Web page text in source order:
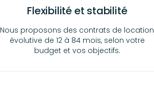
Flexibilité et stabilité
Nous proposons des contrats de location
évolutive de 12 à 84 mois, selon votre
budget et vos objectifs.